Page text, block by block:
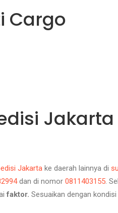
Cargo
Jakarta ke daerah lainnya di
dan di nomor 0811403155.
faktor. Sesuaikan dengan